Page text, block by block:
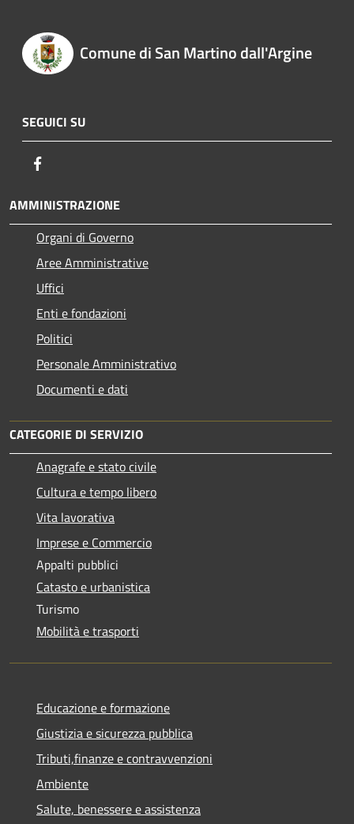
Comune di San Martino dall'Argine
SEGUICI SU
AMMINISTRAZIONE
Organi di Governo
Aree Amministrative
Uffici
Enti e fondazioni
Politici
Personale Amministrativo
Documenti e dati
CATEGORIE DI SERVIZIO
Anagrafe e stato civile
Cultura e tempo libero
Vita lavorativa
Imprese e Commercio
Appalti pubblici
Catasto e urbanistica
Turismo
Mobilità e trasporti
Educazione e formazione
Giustizia e sicurezza pubblica
Tributi,finanze e contravvenzioni
Ambiente
Salute, benessere e assistenza